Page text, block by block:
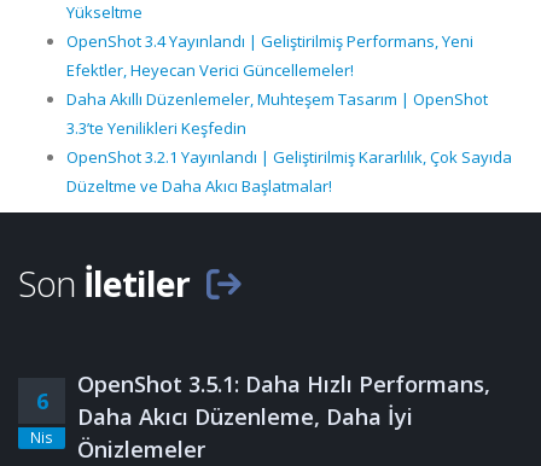
Yükseltme
OpenShot 3.4 Yayınlandı | Geliştirilmiş Performans, Yeni
Efektler, Heyecan Verici Güncellemeler!
Daha Akıllı Düzenlemeler, Muhteşem Tasarım | OpenShot
3.3’te Yenilikleri Keşfedin
OpenShot 3.2.1 Yayınlandı | Geliştirilmiş Kararlılık, Çok Sayıda
Düzeltme ve Daha Akıcı Başlatmalar!
Son İletiler
6
Nis
OpenShot 3.5.1: Daha Hızlı Performans,
Daha Akıcı Düzenleme, Daha İyi
Önizlemeler